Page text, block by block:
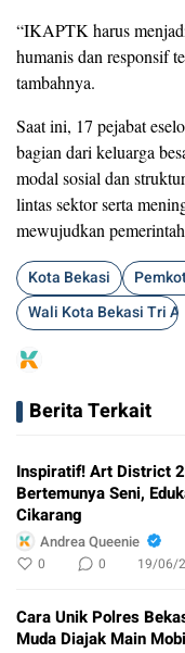
“IKAPTK harus
humanis dan responsif
tambahnya.
Saat ini, 17 pejabat
bagian dari keluarga
modal sosial dan
lintas sektor serta
mewujudkan
Kota Bekasi
Wali Kota Bekasi Tri
Berita Terkait
Inspiratif! Art District
Bertemunya Seni,
Cikarang
Andrea Queenie
0 0 19/06/
Cara Unik Polres
Muda Diajak Main